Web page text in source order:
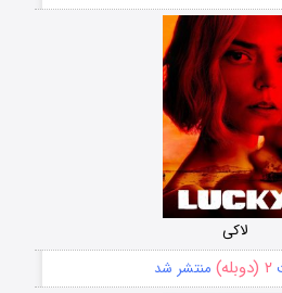
لاکی
۲ (دوبله) منتشر شد